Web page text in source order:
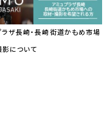
ラザ長崎・長崎街道かもめ市場
影について